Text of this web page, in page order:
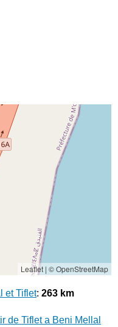
Leaflet| © OpenStreetMap
et Tiflet: 263 km
de Tiflet a Beni Mellal